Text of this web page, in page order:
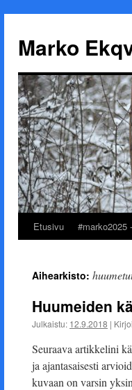
Marko
Siirry
Etusivu #marko2025
Aihearkisto:
Huumeiden
Julkaistu: 12.9.2018 |
Seuraava artikkelini
ja ajantasaisesti
kuvaan on varsin